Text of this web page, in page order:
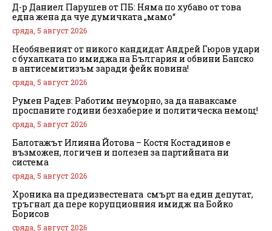
Д-р Даниел Парушев от ПБ: Няма по хубаво от това
една жена да чуе думичката „мамо“
сряда, 5 август 2026
Необявеният от никого кандидат Андрей Гюров удари
с бухалката по имиджа на България и обвини Банско
в антисемитизъм заради фейк новина!
сряда, 5 август 2026
Румен Радев: Работим неуморно, за да наваксаме
проспаните години безхаберие и политическа немощ!
сряда, 5 август 2026
Балотажът Илияна Йотова – Костя Костадинов е
възможен, логичен и полезен за партийната ни
система
сряда, 5 август 2026
Хроника на предизвестената смърт на един депутат,
тръгнал да пере корупционния имидж на Бойко
Борисов
сряда, 5 август 2026